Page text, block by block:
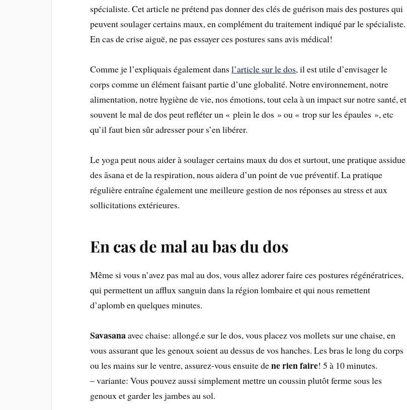
spécialiste. Cet article ne prétend pas donner des clés de guérison mais des postures qui
peuvent soulager certains maux, en complément du traitement indiqué par le spécialiste.
En cas de crise aiguë, ne pas essayer ces postures sans avis médical!
Comme je l’expliquais également dansl’article sur le dos, il est utile d’envisager le
corps comme un élément faisant partie d’une globalité. Notre environnement, notre
alimentation, notre hygiène de vie, nos émotions, tout cela à un impact sur notre santé, et
souvent le mal de dos peut refléter un « plein le dos » ou « trop sur les épaules », etc
qu’il faut bien sûr adresser pour s’en libérer.
Le yoga peut nous aider à soulager certains maux du dos et surtout, une pratique assidue
des āsana et de la respiration, nous aidera d’un point de vue préventif. La pratique
régulière entraîne également une meilleure gestion de nos réponses au stress et aux
sollicitations extérieures.
En cas de mal au bas du dos
Même si vous n’avez pas mal au dos, vous allez adorer faire ces postures régénératrices,
qui permettent un afflux sanguin dans la région lombaire et qui nous remettent
d’aplomb en quelques minutes.
Savasanaavec chaise: allongé.e sur le dos, vous placez vos mollets sur une chaise, en
vous assurant que les genoux soient au dessus de vos hanches. Les bras le long du corps
ou les mains sur le ventre, assurez-vous ensuite dene rien faire! 5 à 10 minutes.
– variante: Vous pouvez aussi simplement mettre un coussin plutôt ferme sous les
genoux et garder les jambes au sol.